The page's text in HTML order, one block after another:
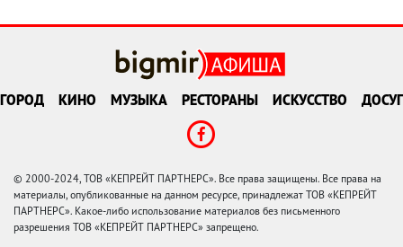
ГОРОД КИНО МУЗЫКА РЕСТОРАНЫ ИСКУССТВО ДОСУГ
© 2000-2024, ТОВ «КЕПРЕЙТ ПАРТНЕРС». Все права защищены. Все права на
материалы, опубликованные на данном ресурсе, принадлежат ТОВ «КЕПРЕЙТ
ПАРТНЕРС». Какое-либо использование материалов без письменного
разрешения ТОВ «КЕПРЕЙТ ПАРТНЕРС» запрещено.